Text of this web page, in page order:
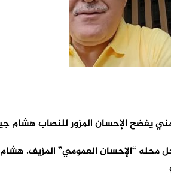
يفضح الإحسان المزور للنصاب هشام
محله “الإحسان العمومي” المزيف.